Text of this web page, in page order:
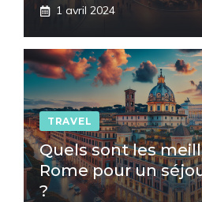
1 avril 2024
TRAVEL
Quels sont les
Rome pour un
?